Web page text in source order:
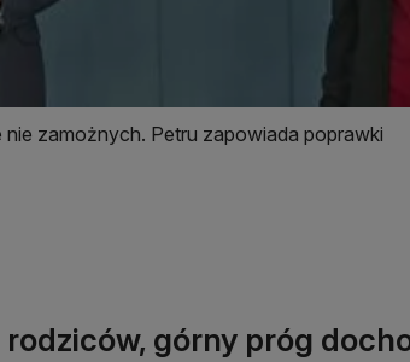
zamożnych. Petru zapowiada poprawki
górny próg